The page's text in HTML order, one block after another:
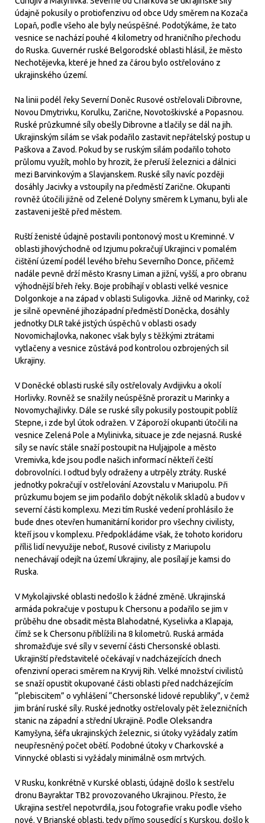
údajně pokusily o protiofenzivu od obce Udy směrem na Kozača
Lopaň, podle všeho ale byly neúspěšné. Podotýkáme, že tato
vesnice se nachází pouhé 4 kilometry od hraničního přechodu
do Ruska. Guvernér ruské Belgorodské oblasti hlásil, že město
Nechotějevka, které je hned za čárou bylo ostřelováno z
ukrajinského území.
Na linii podél řeky Severní Doněc Rusové ostřelovali Dibrovne,
Novou Dmytrivku, Korulku, Zarične, Novotoškivské a Popasnou.
Ruské průzkumné síly obešly Dibrovne a tlačily se dál na jih.
Ukrajinským silám se však podařilo zastavit nepřátelský postup u
Paškova a Zavod. Pokud by se ruským silám podařilo tohoto
průlomu využít, mohlo by hrozit, že přeruší železnici a dálnici
mezi Barvinkovým a Slavjanskem. Ruské síly navíc později
dosáhly Jacivky a vstoupily na předměstí Zarične. Okupanti
rovněž útočili jižně od Zelené Dolyny směrem k Lymanu, byli ale
zastaveni ještě před městem.
Ruští ženisté údajně postavili pontonový most u Kreminné. V
oblasti jihovýchodně od Izjumu pokračují Ukrajinci v pomalém
čištění území podél levého břehu Severního Donce, přičemž
nadále pevně drží město Krasny Liman a jižní, vyšší, a pro obranu
výhodnější břeh řeky. Boje probíhají v oblasti velké vesnice
Dolgonkoje a na západ v oblasti Suligovka. Jižně od Marinky, což
je silně opevněné jihozápadní předměstí Doněcka, dosáhly
jednotky DLR také jistých úspěchů v oblasti osady
Novomichajlovka, nakonec však byly s těžkými ztrátami
vytlačeny a vesnice zůstává pod kontrolou ozbrojených sil
Ukrajiny.
V Doněcké oblasti ruské síly ostřelovaly Avdijivku a okolí
Horlivky. Rovněž se snažily neúspěšně prorazit u Marinky a
Novomychajlivky. Dále se ruské síly pokusily postoupit poblíž
Stepne, i zde byl útok odražen. V Záporoží okupanti útočili na
vesnice Zelená Pole a Mylinivka, situace je zde nejasná. Ruské
síly se navíc stále snaží postoupit na Huljajpole a město
Vremivka, kde jsou podle našich informací někteří čeští
dobrovolníci. I odtud byly odraženy a utrpěly ztráty. Ruské
jednotky pokračují v ostřelování Azovstalu v Mariupolu. Při
průzkumu bojem se jim podařilo dobýt několik skladů a budov v
severní části komplexu. Mezi tím Ruské vedení prohlásilo že
bude dnes otevřen humanitární koridor pro všechny civilisty,
kteří jsou v komplexu. Předpokládáme však, že tohoto koridoru
příliš lidí nevyužije neboť, Rusové civilisty z Mariupolu
nenechávají odejít na území Ukrajiny, ale posílají je kamsi do
Ruska.
V Mykolajivské oblasti nedošlo k žádné změně. Ukrajinská
armáda pokračuje v postupu k Chersonu a podařilo se jim v
průběhu dne obsadit města Blahodatné, Kyselivka a Klapaja,
čímž se k Chersonu přiblížili na 8 kilometrů. Ruská armáda
shromažďuje své síly v severní části Chersonské oblasti.
Ukrajinští představitelé očekávají v nadcházejících dnech
ofenzivní operaci směrem na Kryvij Rih. Velké množství civilistů
se snaží opustit okupované části oblasti před nadcházejícím
“plebiscitem” o vyhlášení “Chersonské lidové republiky”, v čemž
jim brání ruské síly. Ruské jednotky ostřelovaly pět železničních
stanic na západní a střední Ukrajině. Podle Oleksandra
Kamyšyna, šéfa ukrajinských železnic, si útoky vyžádaly zatím
neupřesněný počet obětí. Podobné útoky v Charkovské a
Vinnycké oblasti si vyžádaly minimálně osm mrtvých.
V Rusku, konkrétně v Kurské oblasti, údajně došlo k sestřelu
dronu Bayraktar TB2 provozovaného Ukrajinou. Přesto, že
Ukrajina sestřel nepotvrdila, jsou fotografie vraku podle všeho
nové. V Brjanské oblasti, tedy přímo sousedící s Kurskou, došlo k